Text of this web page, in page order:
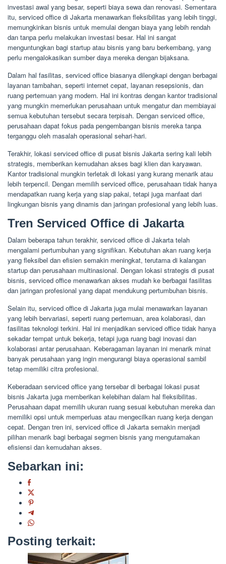
investasi awal yang besar, seperti biaya sewa dan renovasi. Sementara
itu, serviced office di Jakarta menawarkan fleksibilitas yang lebih tinggi,
memungkinkan bisnis untuk memulai dengan biaya yang lebih rendah
dan tanpa perlu melakukan investasi besar. Hal ini sangat
menguntungkan bagi startup atau bisnis yang baru berkembang, yang
perlu mengalokasikan sumber daya mereka dengan bijaksana.
Dalam hal fasilitas, serviced office biasanya dilengkapi dengan berbagai
layanan tambahan, seperti internet cepat, layanan resepsionis, dan
ruang pertemuan yang modern. Hal ini kontras dengan kantor tradisional
yang mungkin memerlukan perusahaan untuk mengatur dan membiayai
semua kebutuhan tersebut secara terpisah. Dengan serviced office,
perusahaan dapat fokus pada pengembangan bisnis mereka tanpa
terganggu oleh masalah operasional sehari-hari.
Terakhir, lokasi serviced office di pusat bisnis Jakarta sering kali lebih
strategis, memberikan kemudahan akses bagi klien dan karyawan.
Kantor tradisional mungkin terletak di lokasi yang kurang menarik atau
lebih terpencil. Dengan memilih serviced office, perusahaan tidak hanya
mendapatkan ruang kerja yang siap pakai, tetapi juga manfaat dari
lingkungan bisnis yang dinamis dan jaringan profesional yang lebih luas.
Tren Serviced Office di Jakarta
Dalam beberapa tahun terakhir, serviced office di Jakarta telah
mengalami pertumbuhan yang signifikan. Kebutuhan akan ruang kerja
yang fleksibel dan efisien semakin meningkat, terutama di kalangan
startup dan perusahaan multinasional. Dengan lokasi strategis di pusat
bisnis, serviced office menawarkan akses mudah ke berbagai fasilitas
dan jaringan profesional yang dapat mendukung pertumbuhan bisnis.
Selain itu, serviced office di Jakarta juga mulai menawarkan layanan
yang lebih bervariasi, seperti ruang pertemuan, area kolaborasi, dan
fasilitas teknologi terkini. Hal ini menjadikan serviced office tidak hanya
sekadar tempat untuk bekerja, tetapi juga ruang bagi inovasi dan
kolaborasi antar perusahaan. Keberagaman layanan ini menarik minat
banyak perusahaan yang ingin mengurangi biaya operasional sambil
tetap memiliki citra profesional.
Keberadaan serviced office yang tersebar di berbagai lokasi pusat
bisnis Jakarta juga memberikan kelebihan dalam hal fleksibilitas.
Perusahaan dapat memilih ukuran ruang sesuai kebutuhan mereka dan
memiliki opsi untuk memperluas atau mengecilkan ruang kerja dengan
cepat. Dengan tren ini, serviced office di Jakarta semakin menjadi
pilihan menarik bagi berbagai segmen bisnis yang mengutamakan
efisiensi dan kemudahan akses.
Sebarkan ini:
Posting terkait: